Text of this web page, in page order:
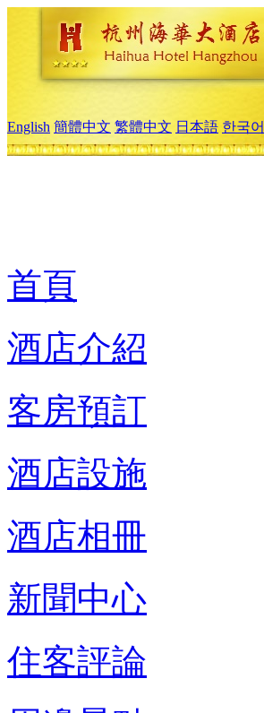
English 簡體中文 繁體中文 日本語 한국어
首頁
酒店介紹
客房預訂
酒店設施
酒店相冊
新聞中心
住客評論